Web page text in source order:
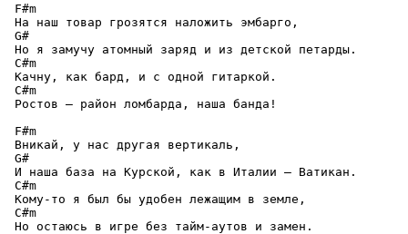
F#m
На наш товар грозятся наложить эмбарго,
G#
Но я замучу атомный заряд и из детской петарды.
C#m
Качну, как бард, и с одной гитаркой.
C#m
Ростов — район ломбарда, наша банда!
F#m
Вникай, у нас другая вертикаль,
G#
И наша база на Курской, как в Италии — Ватикан.
C#m
Кому-то я был бы удобен лежащим в земле,
C#m
Но остаюсь в игре без тайм-аутов и замен.